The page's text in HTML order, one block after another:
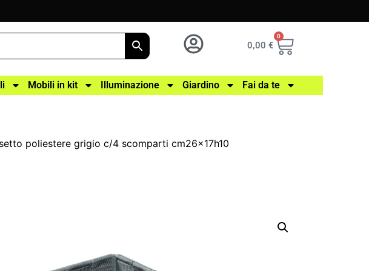
0,00 €
0
Mobili in kit Illuminazione Giardino Fai da te
poliestere grigio c/4 scomparti cm26x17h10